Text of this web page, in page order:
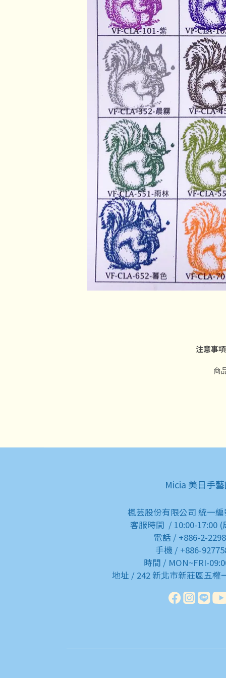
注意事項
商
Micia 美日手
楓芸股份有限公司 統一編
客服時間 / 10:00-17:00 (
電話 / +886-2-
手機 / +886-
時間 / MON~FRI-
地址 / 242 新北市新莊區五權